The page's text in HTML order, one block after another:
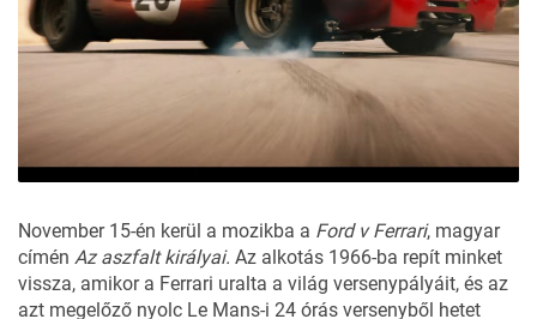
November 15-én kerül a mozikba a Ford v Ferrari, magyar
címén Az aszfalt királyai. Az alkotás 1966-ba repít minket
vissza, amikor a Ferrari uralta a világ versenypályáit, és az
azt megelőző nyolc Le Mans-i 24 órás versenyből hetet